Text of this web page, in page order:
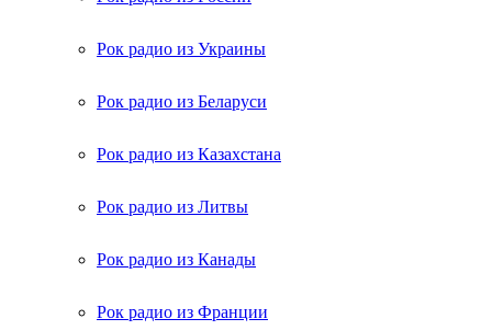
Рок радио из Украины
Рок радио из Беларуси
Рок радио из Казахстана
Рок радио из Литвы
Рок радио из Канады
Рок радио из Франции